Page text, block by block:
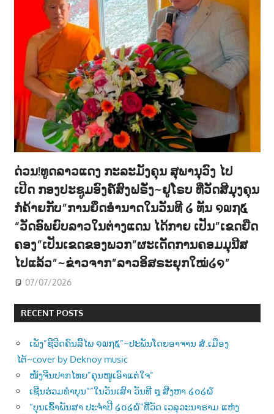
ດ່ວນ!ທູດລາວແດງ ກະລະມັງຄຸນ ສຸພານຸວົງ ໄປ
ເປີດ ກອງປະຊູມອົງຄ໌ສົງຝຣັ່ງ~ຢູໂຣບ ທີ່ວັດສີມຸງຄຸນ
ກໍຄ້າຍກັບ”ການຍຶດອຳນາດໃນວັນທີ ໒ ທັນ ໑໙໗໕
“ວັດອົພຍົບລາວໃນຕ່າງແດນ ໄດ້ກາຍ ເປັນ”ເຂດຍືດ
ຄອງ”ເປັນເຂດຂອງພວກ”ຜະເດັດການຄອມມຸນີສ
ໄປແລ້ວ”~ຂ່າວຈາກ”ລາວອິສຣະຍຸກໃໝ່໒໑”
07/07/2026
RECENT POSTS
ເພັງ”ຊີວີດຄົນລີ້ໄພ ໑໙໗໕”~ປະພັນໂດຍອາຈານ ສໍ.ເມືອງ
ໄຕ້~cover by Deknoy music
ໜັງຈີນປາກໄທຍ”ຄຸນໜູເອົາແຕ່ໃຈ”
ເຊີນຮ່ວມທຳບຸນ””ໃນວັນເສົາ ວັນທີ ໘ ສີງຫາ ໒໐໒໖
“ບຸນເຂົ້າພັນສາ ປະຈຳປີ ໒໐໒໖”ທີ່ວັດ ເວລຸວະນາຣາມ ແຫ່ງ